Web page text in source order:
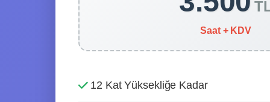
Saat + KDV
12 Kat Yüksekliğe Kadar